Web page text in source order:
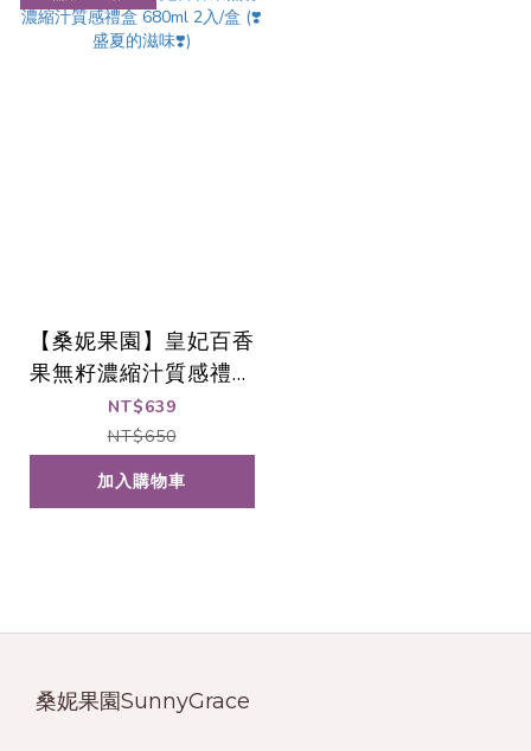
【桑妮果園】皇妃百香
果無籽濃縮汁質感禮盒
680ml 2入/盒 (❣️盛夏
的滋味❣️)
NT$639
NT$650
加入購物車
桑妮果園SunnyGrace